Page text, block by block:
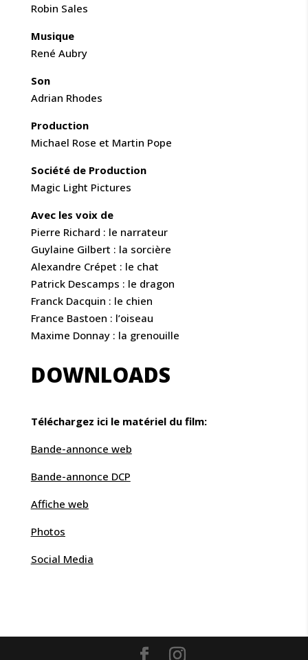
Robin Sales
Musique
René Aubry
Son
Adrian Rhodes
Production
Michael Rose et Martin Pope
Société de Production
Magic Light Pictures
Avec les voix de
Pierre Richard : le narrateur
Guylaine Gilbert : la sorcière
Alexandre Crépet : le chat
Patrick Descamps : le dragon
Franck Dacquin : le chien
France Bastoen : l’oiseau
Maxime Donnay : la grenouille
DOWNLOADS
Téléchargez ici le matériel du film:
Bande-annonce web
Bande-annonce DCP
Affiche web
Photos
Social Media